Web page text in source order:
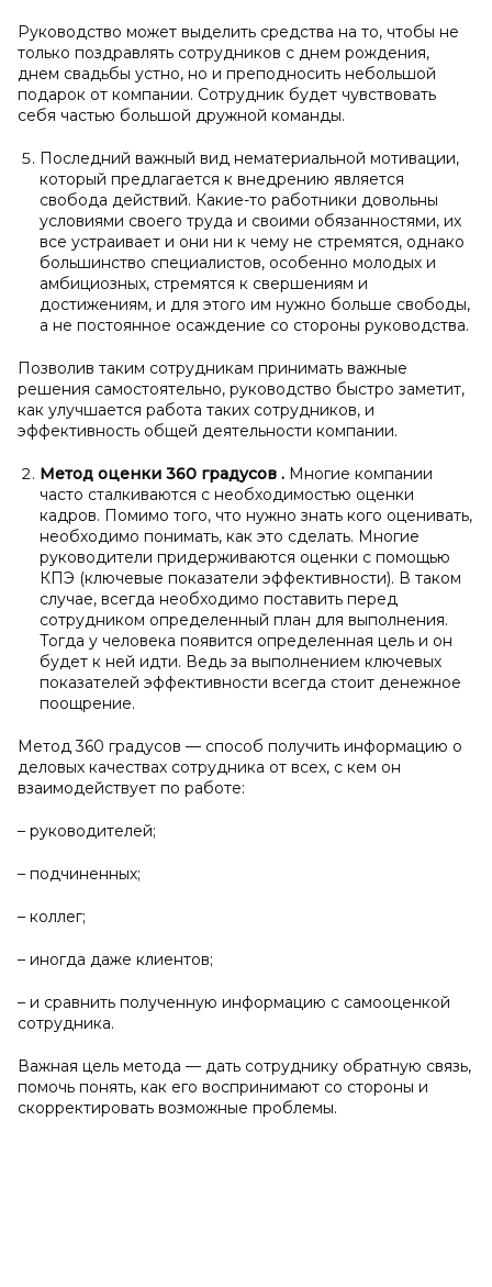
Руководство может выделить средства на то, чтобы не
только поздравлять сотрудников с днем рождения,
днем свадьбы устно, но и преподносить небольшой
подарок от компании. Сотрудник будет чувствовать
себя частью большой дружной команды.
Последний важный вид нематериальной мотивации,
который предлагается к внедрению является
свобода действий. Какие-то работники довольны
условиями своего труда и своими обязанностями, их
все устраивает и они ни к чему не стремятся, однако
большинство специалистов, особенно молодых и
амбициозных, стремятся к свершениям и
достижениям, и для этого им нужно больше свободы,
а не постоянное осаждение со стороны руководства.
Позволив таким сотрудникам принимать важные
решения самостоятельно, руководство быстро заметит,
как улучшается работа таких сотрудников, и
эффективность общей деятельности компании.
Метод оценки 360 градусов . Многие компании
часто сталкиваются с необходимостью оценки
кадров. Помимо того, что нужно знать кого оценивать,
необходимо понимать, как это сделать. Многие
руководители придерживаются оценки с помощью
КПЭ (ключевые показатели эффективности). В таком
случае, всегда необходимо поставить перед
сотрудником определенный план для выполнения.
Тогда у человека появится определенная цель и он
будет к ней идти. Ведь за выполнением ключевых
показателей эффективности всегда стоит денежное
поощрение.
Метод 360 градусов — способ получить информацию о
деловых качествах сотрудника от всех, с кем он
взаимодействует по работе:
– руководителей;
– подчиненных;
– коллег;
– иногда даже клиентов;
– и сравнить полученную информацию с самооценкой
сотрудника.
Важная цель метода — дать сотруднику обратную связь,
помочь понять, как его воспринимают со стороны и
скорректировать возможные проблемы.